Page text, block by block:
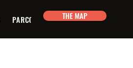
PARCOURS PLANIFICATEUR
THE MAP